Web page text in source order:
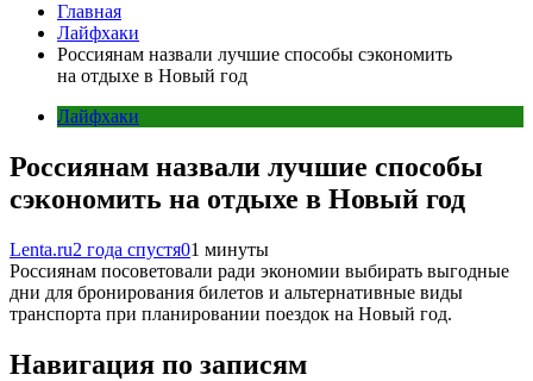
Главная
Лайфхаки
Россиянам назвали лучшие способы сэкономить
на отдыхе в Новый год
Лайфхаки
Россиянам назвали лучшие способы
сэкономить на отдыхе в Новый год
Lenta.ru2 года спустя01 минуты
Россиянам посоветовали ради экономии выбирать выгодные
дни для бронирования билетов и альтернативные виды
транспорта при планировании поездок на Новый год.
Навигация по записям